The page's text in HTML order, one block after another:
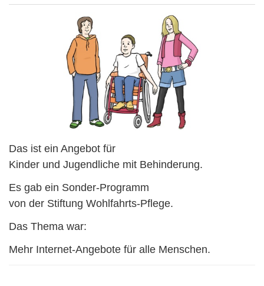
Das ist ein Angebot für
Kinder und Jugendliche mit Behinderung.
Es gab ein Sonder-Programm
von der Stiftung Wohlfahrts-Pflege.
Das Thema war:
Mehr Internet-Angebote für alle Menschen.